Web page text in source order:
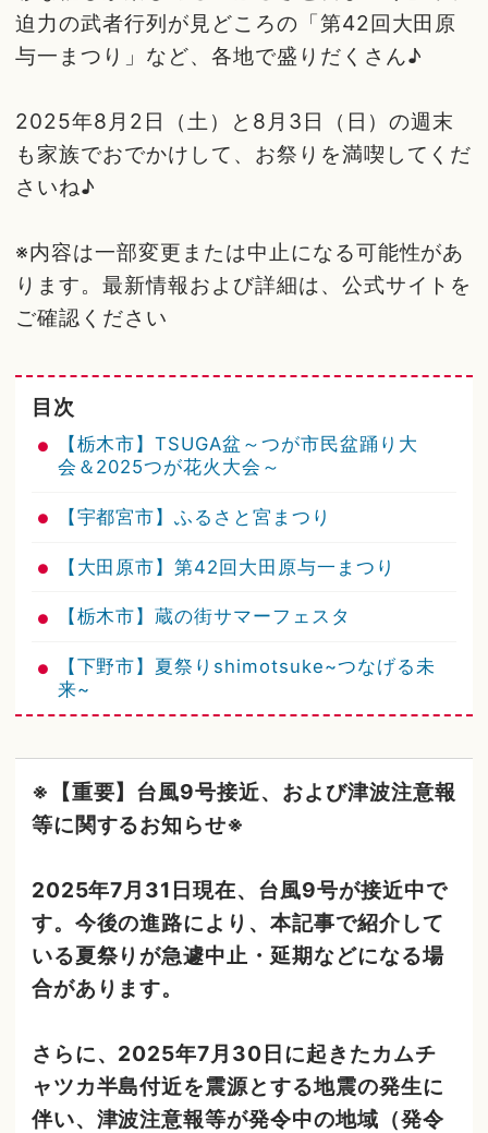
迫力の武者行列が見どころの「第42回大田原
与一まつり」など、各地で盛りだくさん♪
2025年8月2日（土）と8月3日（日）の週末
も家族でおでかけして、お祭りを満喫してくだ
さいね♪
※内容は一部変更または中止になる可能性があ
ります。最新情報および詳細は、公式サイトを
ご確認ください
目次
【栃木市】TSUGA盆～つが市民盆踊り大
会＆2025つが花火大会～
【宇都宮市】ふるさと宮まつり
【大田原市】第42回大田原与一まつり
【栃木市】蔵の街サマーフェスタ
【下野市】夏祭りshimotsuke~つなげる未
来~
※【重要】台風9号接近、および津波注意報
等に関するお知らせ※
2025年7月31日現在、台風9号が接近中で
す。今後の進路により、本記事で紹介して
いる夏祭りが急遽中止・延期などになる場
合があります。
さらに、2025年7月30日に起きたカムチ
ャツカ半島付近を震源とする地震の発生に
伴い、津波注意報等が発令中の地域（発令